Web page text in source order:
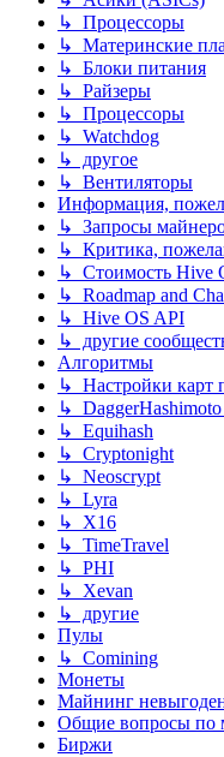
↳ Процессоры
↳ Материнские
↳ Блоки питания
↳ Райзеры
↳ Процессоры
↳ Watchdog
↳ другое
↳ Вентиляторы
Информация,
↳ Запросы
↳ Критика,
↳ Стоимость Hive
↳ Roadmap and
↳ Hive OS API
↳ другие
Алгоритмы
↳ Настройки карт
↳ DaggerHashimoto
↳ Equihash
↳ Cryptonight
↳ Neoscrypt
↳ Lyra
↳ X16
↳ TimeTravel
↳ PHI
↳ Xevan
↳ другие
Пулы
↳ Comining
Монеты
Майнинг
Общие вопросы по
Биржи